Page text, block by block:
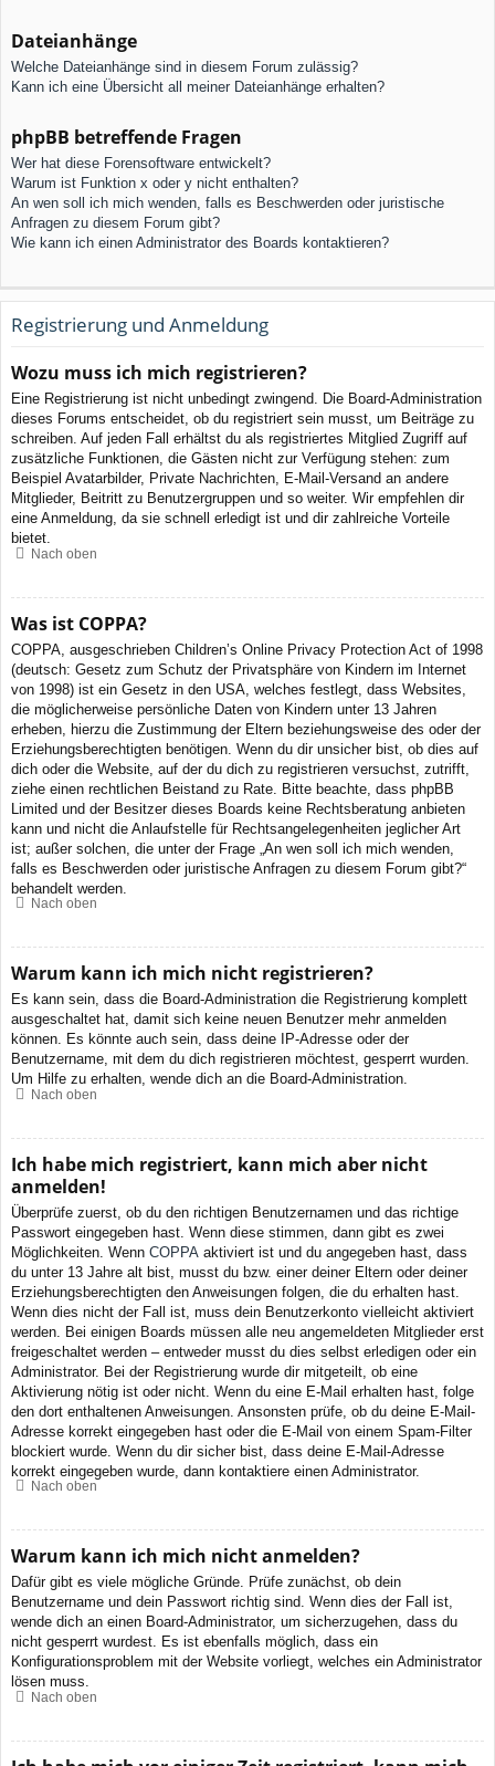
Dateianhänge
Welche Dateianhänge sind in diesem Forum zulässig?
Kann ich eine Übersicht all meiner Dateianhänge erhalten?
phpBB betreffende Fragen
Wer hat diese Forensoftware entwickelt?
Warum ist Funktion x oder y nicht enthalten?
An wen soll ich mich wenden, falls es Beschwerden oder juristische
Anfragen zu diesem Forum gibt?
Wie kann ich einen Administrator des Boards kontaktieren?
Registrierung und Anmeldung
Wozu muss ich mich registrieren?
Eine Registrierung ist nicht unbedingt zwingend. Die Board-Administration
dieses Forums entscheidet, ob du registriert sein musst, um Beiträge zu
schreiben. Auf jeden Fall erhältst du als registriertes Mitglied Zugriff auf
zusätzliche Funktionen, die Gästen nicht zur Verfügung stehen: zum
Beispiel Avatarbilder, Private Nachrichten, E-Mail-Versand an andere
Mitglieder, Beitritt zu Benutzergruppen und so weiter. Wir empfehlen dir
eine Anmeldung, da sie schnell erledigt ist und dir zahlreiche Vorteile
bietet.
Nach oben
Was ist COPPA?
COPPA, ausgeschrieben Children’s Online Privacy Protection Act of 1998
(deutsch: Gesetz zum Schutz der Privatsphäre von Kindern im Internet
von 1998) ist ein Gesetz in den USA, welches festlegt, dass Websites,
die möglicherweise persönliche Daten von Kindern unter 13 Jahren
erheben, hierzu die Zustimmung der Eltern beziehungsweise des oder der
Erziehungsberechtigten benötigen. Wenn du dir unsicher bist, ob dies auf
dich oder die Website, auf der du dich zu registrieren versuchst, zutrifft,
ziehe einen rechtlichen Beistand zu Rate. Bitte beachte, dass phpBB
Limited und der Besitzer dieses Boards keine Rechtsberatung anbieten
kann und nicht die Anlaufstelle für Rechtsangelegenheiten jeglicher Art
ist; außer solchen, die unter der Frage „An wen soll ich mich wenden,
falls es Beschwerden oder juristische Anfragen zu diesem Forum gibt?“
behandelt werden.
Nach oben
Warum kann ich mich nicht registrieren?
Es kann sein, dass die Board-Administration die Registrierung komplett
ausgeschaltet hat, damit sich keine neuen Benutzer mehr anmelden
können. Es könnte auch sein, dass deine IP-Adresse oder der
Benutzername, mit dem du dich registrieren möchtest, gesperrt wurden.
Um Hilfe zu erhalten, wende dich an die Board-Administration.
Nach oben
Ich habe mich registriert, kann mich aber nicht
anmelden!
Überprüfe zuerst, ob du den richtigen Benutzernamen und das richtige
Passwort eingegeben hast. Wenn diese stimmen, dann gibt es zwei
Möglichkeiten. Wenn COPPA aktiviert ist und du angegeben hast, dass
du unter 13 Jahre alt bist, musst du bzw. einer deiner Eltern oder deiner
Erziehungsberechtigten den Anweisungen folgen, die du erhalten hast.
Wenn dies nicht der Fall ist, muss dein Benutzerkonto vielleicht aktiviert
werden. Bei einigen Boards müssen alle neu angemeldeten Mitglieder erst
freigeschaltet werden – entweder musst du dies selbst erledigen oder ein
Administrator. Bei der Registrierung wurde dir mitgeteilt, ob eine
Aktivierung nötig ist oder nicht. Wenn du eine E-Mail erhalten hast, folge
den dort enthaltenen Anweisungen. Ansonsten prüfe, ob du deine E-Mail-
Adresse korrekt eingegeben hast oder die E-Mail von einem Spam-Filter
blockiert wurde. Wenn du dir sicher bist, dass deine E-Mail-Adresse
korrekt eingegeben wurde, dann kontaktiere einen Administrator.
Nach oben
Warum kann ich mich nicht anmelden?
Dafür gibt es viele mögliche Gründe. Prüfe zunächst, ob dein
Benutzername und dein Passwort richtig sind. Wenn dies der Fall ist,
wende dich an einen Board-Administrator, um sicherzugehen, dass du
nicht gesperrt wurdest. Es ist ebenfalls möglich, dass ein
Konfigurationsproblem mit der Website vorliegt, welches ein Administrator
lösen muss.
Nach oben